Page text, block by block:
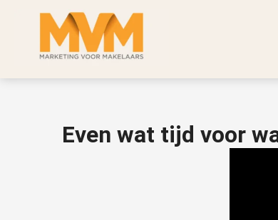
Even wat tijd voor